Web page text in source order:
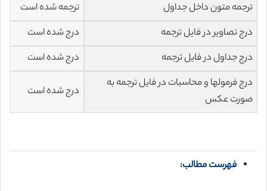
ترجمه متون داخل جداول
ترجمه شده است
درج تصاویر در فایل ترجمه
درج شده است
درج جداول در فایل ترجمه
درج شده است
درج فرمولها و محاسبات در فایل ترجمه به
صورت عکس
درج شده است
فهرست مطالب: